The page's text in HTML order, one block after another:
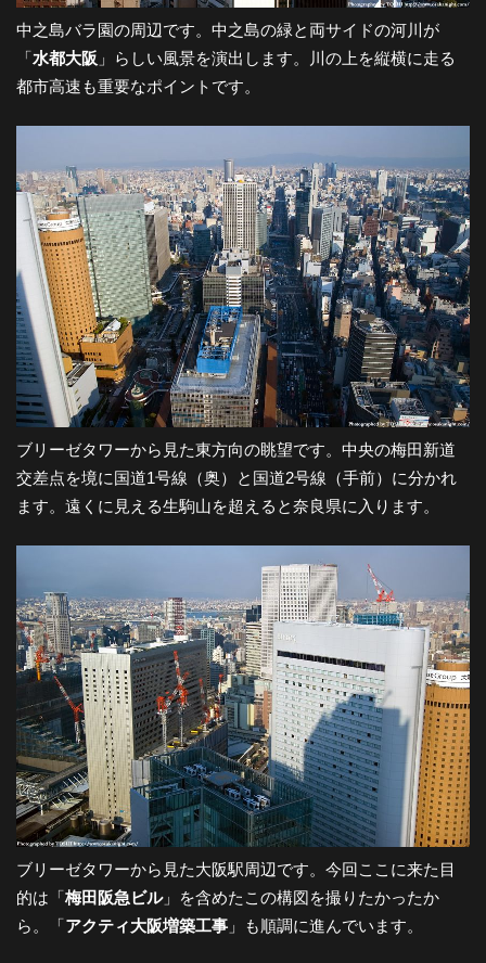
中之島バラ園の周辺です。中之島の緑と両サイドの河川が
「水都大阪 」らしい風景を演出します。川の上を縦横に走る
都市高速も重要なポイントです。
ブリーゼタワーから見た東方向の眺望です。中央の梅田新道
交差点を境に国道1号線（奥）と国道2号線（手前）に分かれ
ます。遠くに見える生駒山を超えると奈良県に入ります。
ブリーゼタワーから見た大阪駅周辺です。今回ここに来た目
的は「梅田阪急ビル」を含めたこの構図を撮りたかったか
ら。「アクティ大阪増築工事 」も順調に進んでいます。